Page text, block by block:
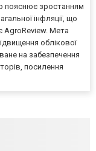
пояснює зростанням
інфляції, що
AgroReview. Мета
облікової
на забезпечення
посилення